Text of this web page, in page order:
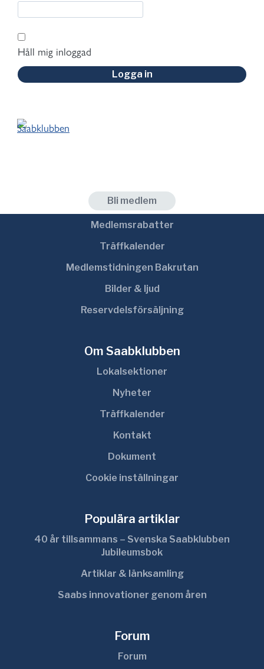
Håll mig inloggad
Logga in
Bli medlem
Medlemsrabatter
Träffkalender
Medlemstidningen Bakrutan
Bilder & ljud
Reservdelsförsäljning
Om Saabklubben
Lokalsektioner
Nyheter
Träffkalender
Kontakt
Dokument
Cookie inställningar
Populära artiklar
40 år tillsammans – Svenska Saabklubben
Jubileumsbok
Artiklar & länksamling
Saabs innovationer genom åren
Forum
Forum